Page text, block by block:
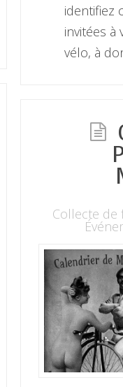
identifiez
invitées à
vélo, à
Collecte de